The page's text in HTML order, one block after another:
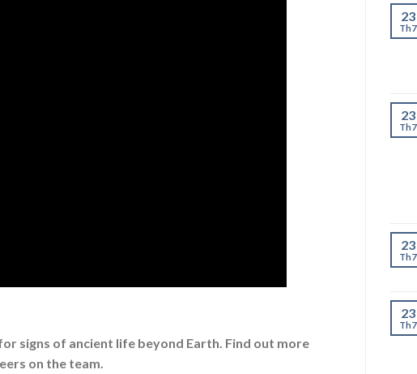
signs of ancient life beyond Earth. Find out more
on the team.
23
Th7
23
Th7
23
Th7
23
Th7